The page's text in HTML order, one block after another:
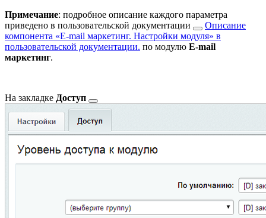
Примечание: подробное описание каждого параметра
приведено в пользовательской документации
Описание
компонента «E-mail маркетинг. Настройки модуля» в
пользовательской документации. по модулю E-mail
маркетинг.
На закладке Доступ